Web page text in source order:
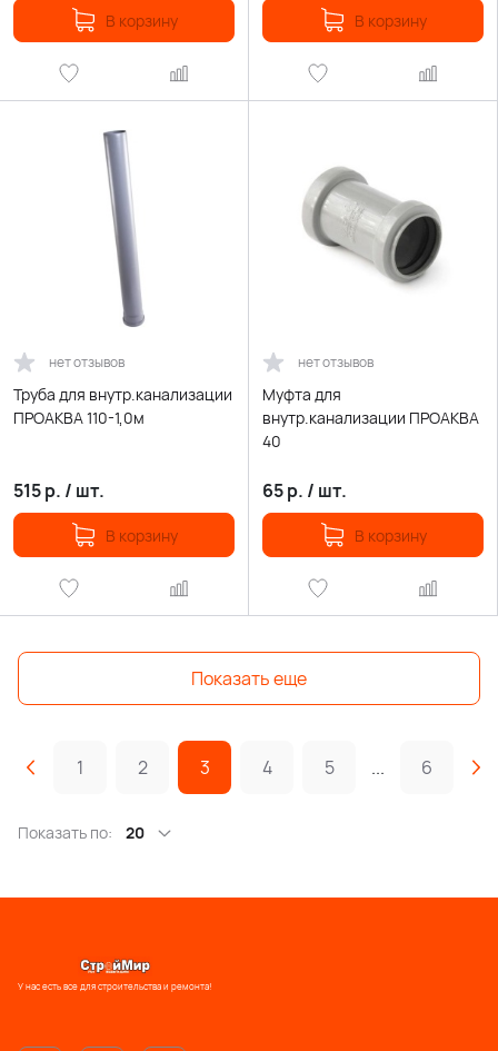
В корзину В корзину
нет отзывов
Труба для внутр.канализации
ПРОАКВА 110-1,0м
515р. / шт.
В корзину
нет отзывов
Муфта для
внутр.канализации ПРОАКВА
40
65р. / шт.
В корзину
Показать еще
1 2 3 4 5 ... 6
Показать по: 20
У нас есть все для строительства и ремонта!